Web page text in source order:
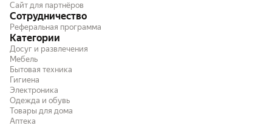
Сайт для партнёров
Сотрудничество
Реферальная программа
Категории
Досуг и развлечения
Мебель
Бытовая техника
Гигиена
Электроника
Одежда и обувь
Товары для дома
Аптека